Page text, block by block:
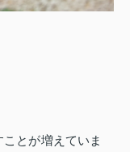
とが増えていま